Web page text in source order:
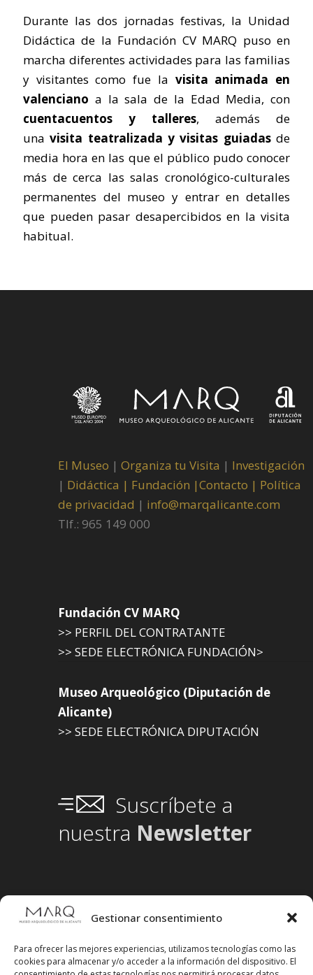
Gestionar consentimiento
Para ofrecer las mejores experiencias, utilizamos tecnologías como las
cookies para almacenar y/o acceder a la información del dispositivo. El
Durante las dos jornadas festivas, la Unidad
Didáctica de la Fundación CV MARQ puso en
marcha diferentes actividades para las familias
y visitantes como fue la visita animada en
valenciano a la sala de la Edad Media, con
cuentacuentos y talleres, además de
unavisita teatralizada y visitas guiadasde
media hora en las que el público pudo conocer
más de cerca las salas cronológico-culturales
permanentes del museo y entrar en detalles
que pueden pasar desapercibidos en la visita
habitual.
El Museo | Organiza tu Visita | Investigación
| Didáctica | Fundación |Contacto | Política
de privacidad | info@marqalicante.com
Tlf.: 965 149 000
Fundación CV MARQ
>> PERFIL DEL CONTRATANTE
>> SEDE ELECTRÓNICA FUNDACIÓN>
Museo Arqueológico (Diputación de
Alicante)
>> SEDE ELECTRÓNICA DIPUTACIÓN
Suscríbete a
nuestra Newsletter